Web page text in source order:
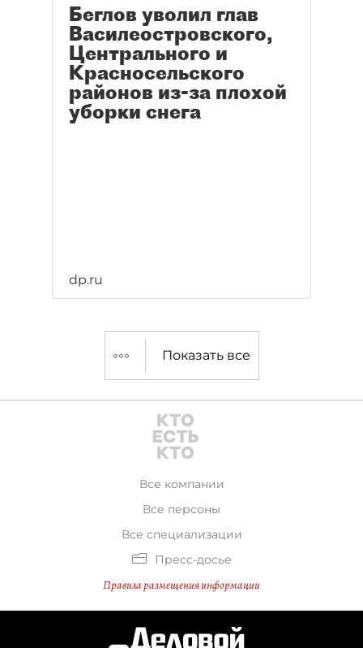
Беглов уволил глав
Василеостровского,
Центрального и
Красносельского
районов из-за плохой
уборки снега
dp.ru
Показать все
Все компании
Все персоны
Все специализации
Пресс-досье
Правила размещения информации